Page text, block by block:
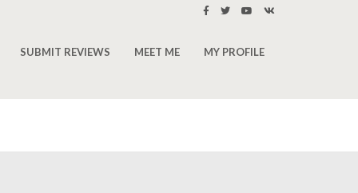
SUBMIT REVIEWS MEET ME MY PROFILE